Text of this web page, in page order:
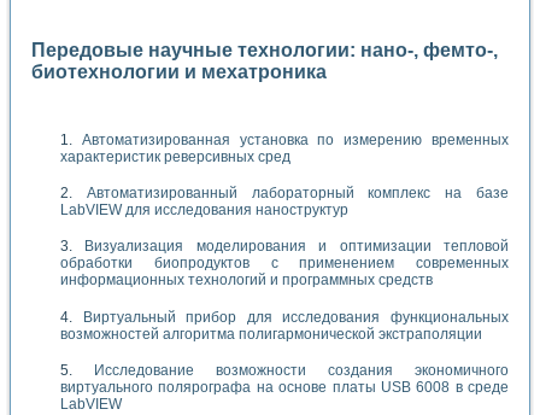
Передовые научные технологии: нано-, фемто-,
биотехнологии и мехатроника
Автоматизированная установка по измерению временных
характеристик реверсивных сред
Автоматизированный лабораторный комплекс на базе
LabVIEW для исследования наноструктур
Визуализация моделирования и оптимизации тепловой
обработки биопродуктов с применением современных
информационных технологий и программных средств
Виртуальный прибор для исследования функциональных
возможностей алгоритма полигармонической экстраполяции
Исследование возможности создания экономичного
виртуального полярографа на основе платы USB 6008 в среде
LabVIEW